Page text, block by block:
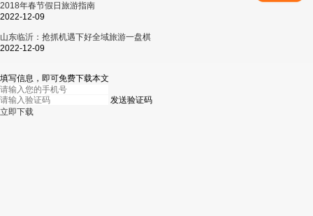
2018年春节假日旅游指南
2022-12-09
山东临沂：抢抓机遇下好全域旅游一盘棋
2022-12-09
填写信息，即可免费下载本文
发送验证码
立即下载